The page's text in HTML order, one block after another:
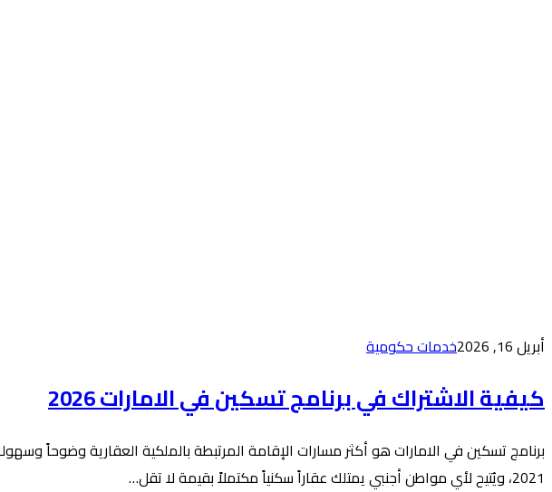
أبريل 16, 2026 خدمات حكومية
كيفية الاشتراك في برنامج تسكين في الامارات 2026
برنامج تسكين في الامارات هو أكثر مسارات الإقامة المرتبطة بالملكية العقارية وضوحاً
2021، ويُتيح لأي مواطن أجنبي يمتلك عقاراً سكنياً مكتملاً بقيمة لا تقل…